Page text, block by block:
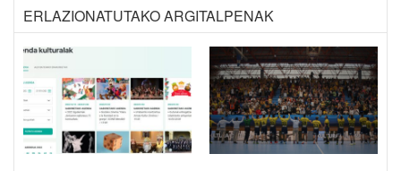
ERLAZIONATUTAKO ARGITALPENAK